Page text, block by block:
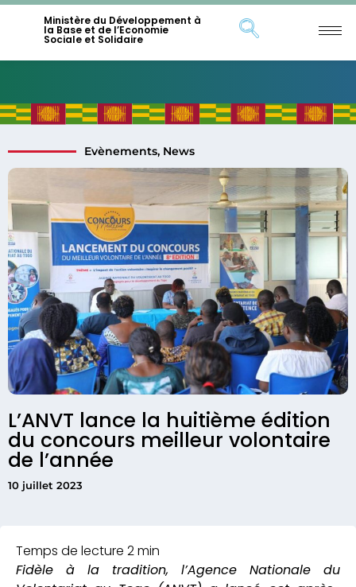
Ministère du Développement à
la Base et de l’Economie
Sociale et Solidaire
L’ANVT lance la huitième édition
du concours meilleur volontaire
de l’année
10 juillet 2023
Evènements, News
Fidèle à la tradition, l’Agence Nationale du